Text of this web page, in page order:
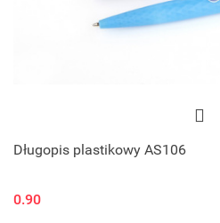
Długopis plastikowy AS106
0.90